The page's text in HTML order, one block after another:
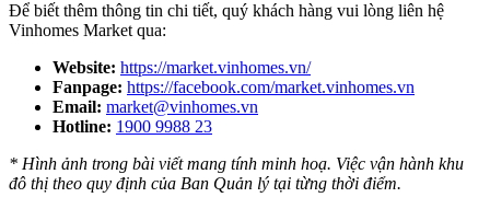
Để biết thêm thông tin chi tiết, quý khách hàng vui lòng liên hệ
Vinhomes Market qua:
Website: https://market.vinhomes.vn/
Fanpage: https://facebook.com/market.vinhomes.vn
Email: market@vinhomes.vn
Hotline: 1900 9988 23
* Hình ảnh trong bài viết mang tính minh hoạ. Việc vận hành khu
đô thị theo quy định của Ban Quản lý tại từng thời điểm.